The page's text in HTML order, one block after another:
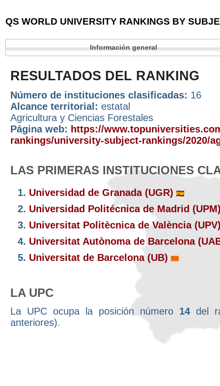
QS WORLD UNIVERSITY RANKINGS BY
Información general
RESULTADOS DEL RANKING
Número de instituciones clasificadas: 16
Alcance territorial: estatal
Agricultura y Ciencias Forestales
Página web: https://
rankings/university-subject-rankings/2020/
LAS PRIMERAS INSTITUCIONES
1. Universidad de Granada (UGR)
2. Universidad Politécnica de Madrid
3. Universitat Politècnica de València
4. Universitat Autònoma de Barcelona
5. Universitat de Barcelona (UB)
LA UPC
La UPC ocupa la posición número 14 del
anteriores).